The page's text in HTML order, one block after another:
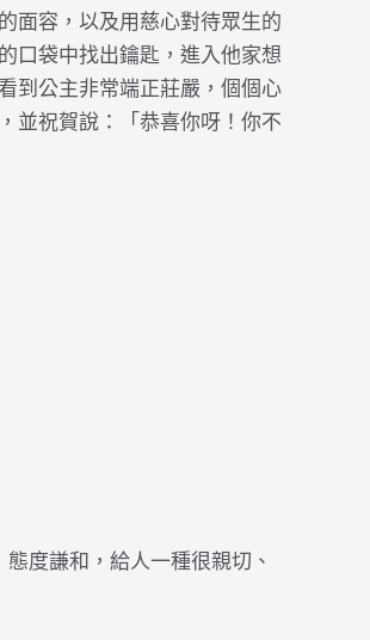
面容，以及用慈心對待眾生的
口袋中找出鑰匙，進入他家想
到公主非常端正莊嚴，個個心
並祝賀說：「恭喜你呀！你不
度謙和，給人一種很親切、